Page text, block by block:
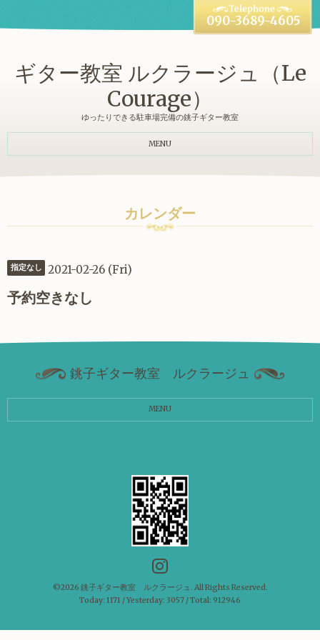
ギター教室 ルクラージュ（Le
Courage）
ゆったりできる駐車場完備の銚子ギター教室
090-3689-4605
MENU
カレンダー
指定なし 2021-02-26 (Fri)
予約空きなし
銚子ギター教室 ルクラージュ
MENU
©2026 銚子ギター教室 ルクラージュ . All Rights Reserved.
Today: 1171 / Yesterday: 3057 / Total: 912946